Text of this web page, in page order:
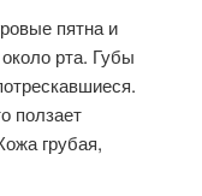
пятна и
рта. Губы
ползает
грубая,